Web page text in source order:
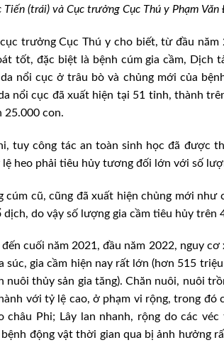
(trái) và Cục trưởng Cục Thú y Phạm
trưởng Cục Thú y cho biết, từ đầu
tốt, đặc biệt là bệnh cúm gia cầm, Dịch
nổi cục ở trâu bò và chủng mới của
nổi cục đã xuất hiện tại 51 tỉnh, thành
25.000 con.
tuy công tác an toàn sinh học đã được
heo phải tiêu hủy tương đối lớn với số
cúm cũ, cũng đã xuất hiện chủng mới
do vậy số lượng gia cầm tiêu hủy trên
cuối năm 2021, đầu năm 2022, nguy
súc, gia cầm hiện nay rất lớn (hơn 515
thủy sản gia tăng). Chăn nuôi, nuôi
với tỷ lệ cao, ở phạm vi rộng, trong đó
Phi; Lây lan nhanh, rộng do các
động vật thời gian qua bị ảnh hưởng
phẩm giảm kéo CPI tháng 8